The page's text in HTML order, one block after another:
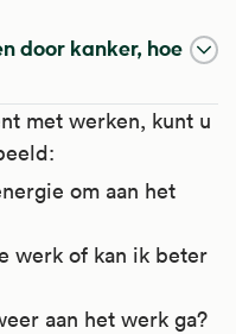
door kanker, hoe
met werken, kunt u
om aan het
werk of kan ik beter
aan het werk ga?